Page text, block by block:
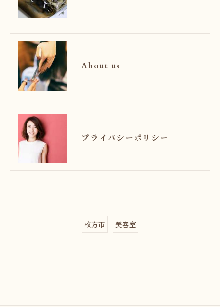
About us
プライバシーポリシー
枚方市 美容室